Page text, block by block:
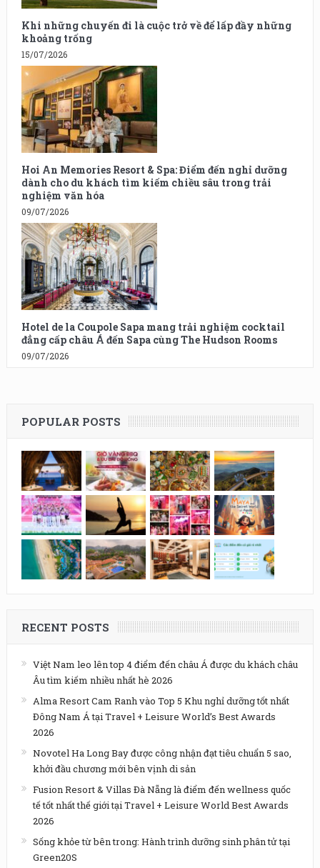
Khi những chuyến đi là cuộc trở về để lấp đầy những
khoảng trống
15/07/2026
Hoi An Memories Resort & Spa: Điểm đến nghỉ dưỡng
dành cho du khách tìm kiếm chiều sâu trong trải
nghiệm văn hóa
09/07/2026
Hotel de la Coupole Sapa mang trải nghiệm cocktail
đẳng cấp châu Á đến Sapa cùng The Hudson Rooms
09/07/2026
POPULAR POSTS
RECENT POSTS
Việt Nam leo lên top 4 điểm đến châu Á được du khách châu
Âu tìm kiếm nhiều nhất hè 2026
Alma Resort Cam Ranh vào Top 5 Khu nghỉ dưỡng tốt nhất
Đông Nam Á tại Travel + Leisure World’s Best Awards
2026
Novotel Ha Long Bay được công nhận đạt tiêu chuẩn 5 sao,
khởi đầu chương mới bên vịnh di sản
Fusion Resort & Villas Đà Nẵng là điểm đến wellness quốc
tế tốt nhất thế giới tại Travel + Leisure World Best Awards
2026
Sống khỏe từ bên trong: Hành trình dưỡng sinh phân tử tại
Green20S